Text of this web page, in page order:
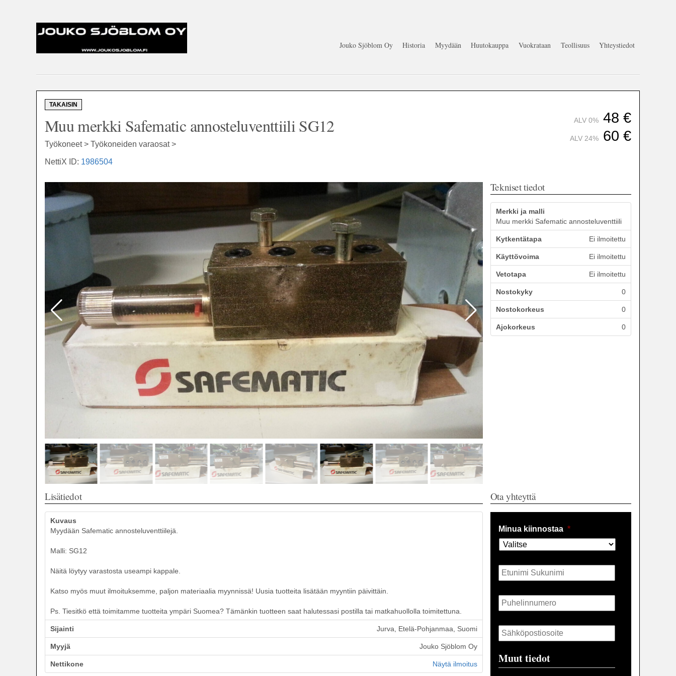
Jouko Sjöblom Oy Historia Myydään Huutokauppa Vuokrataan Teollisuus Yhteystiedot
TAKAISIN
Muu merkki Safematic annosteluventtiili SG12
Työkoneet > Työkoneiden varaosat >
NettiX ID: 1986504
ALV 0% 48 €
ALV 24% 60 €
Tekniset tiedot
Merkki ja malli
Muu merkki Safematic annosteluventtiili
Kytkentätapa Ei ilmoitettu
Käyttövoima Ei ilmoitettu
Vetotapa Ei ilmoitettu
Nostokyky 0
Nostokorkeus 0
Ajokorkeus 0
Lisätiedot
Kuvaus
Myydään Safematic annosteluventtiilejä.
Malli: SG12
Näitä löytyy varastosta useampi kappale.
Katso myös muut ilmoituksemme, paljon materiaalia myynnissä! Uusia tuotteita lisätään myyntiin päivittäin.
Ps. Tiesitkö että toimitamme tuotteita ympäri Suomea? Tämänkin tuotteen saat halutessasi postilla tai matkahuollolla toimitettuna.
Sijainti Jurva, Etelä-Pohjanmaa, Suomi
Myyjä Jouko Sjöblom Oy
Nettikone Näytä ilmoitus
Ota yhteyttä
Minua kiinnostaa *
Nimi *
Puhelin *
Sähköposti *
Muut tiedot